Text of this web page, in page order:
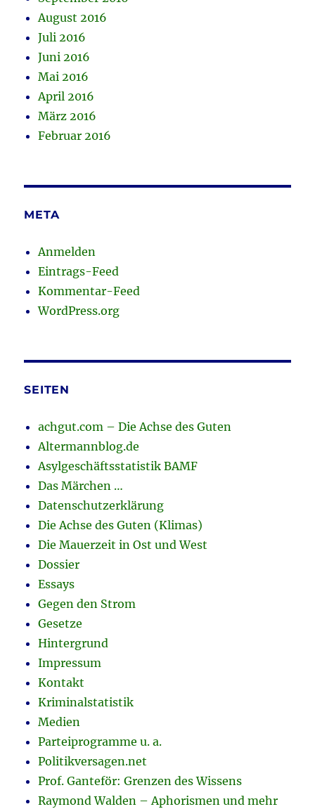
August 2016
Juli 2016
Juni 2016
Mai 2016
April 2016
März 2016
Februar 2016
META
Anmelden
Eintrags-Feed
Kommentar-Feed
WordPress.org
SEITEN
achgut.com – Die Achse des Guten
Altermannblog.de
Asylgeschäftsstatistik BAMF
Das Märchen …
Datenschutzerklärung
Die Achse des Guten (Klimas)
Die Mauerzeit in Ost und West
Dossier
Essays
Gegen den Strom
Gesetze
Hintergrund
Impressum
Kontakt
Kriminalstatistik
Medien
Parteiprogramme u. a.
Politikversagen.net
Prof. Ganteför: Grenzen des Wissens
Raymond Walden – Aphorismen und mehr